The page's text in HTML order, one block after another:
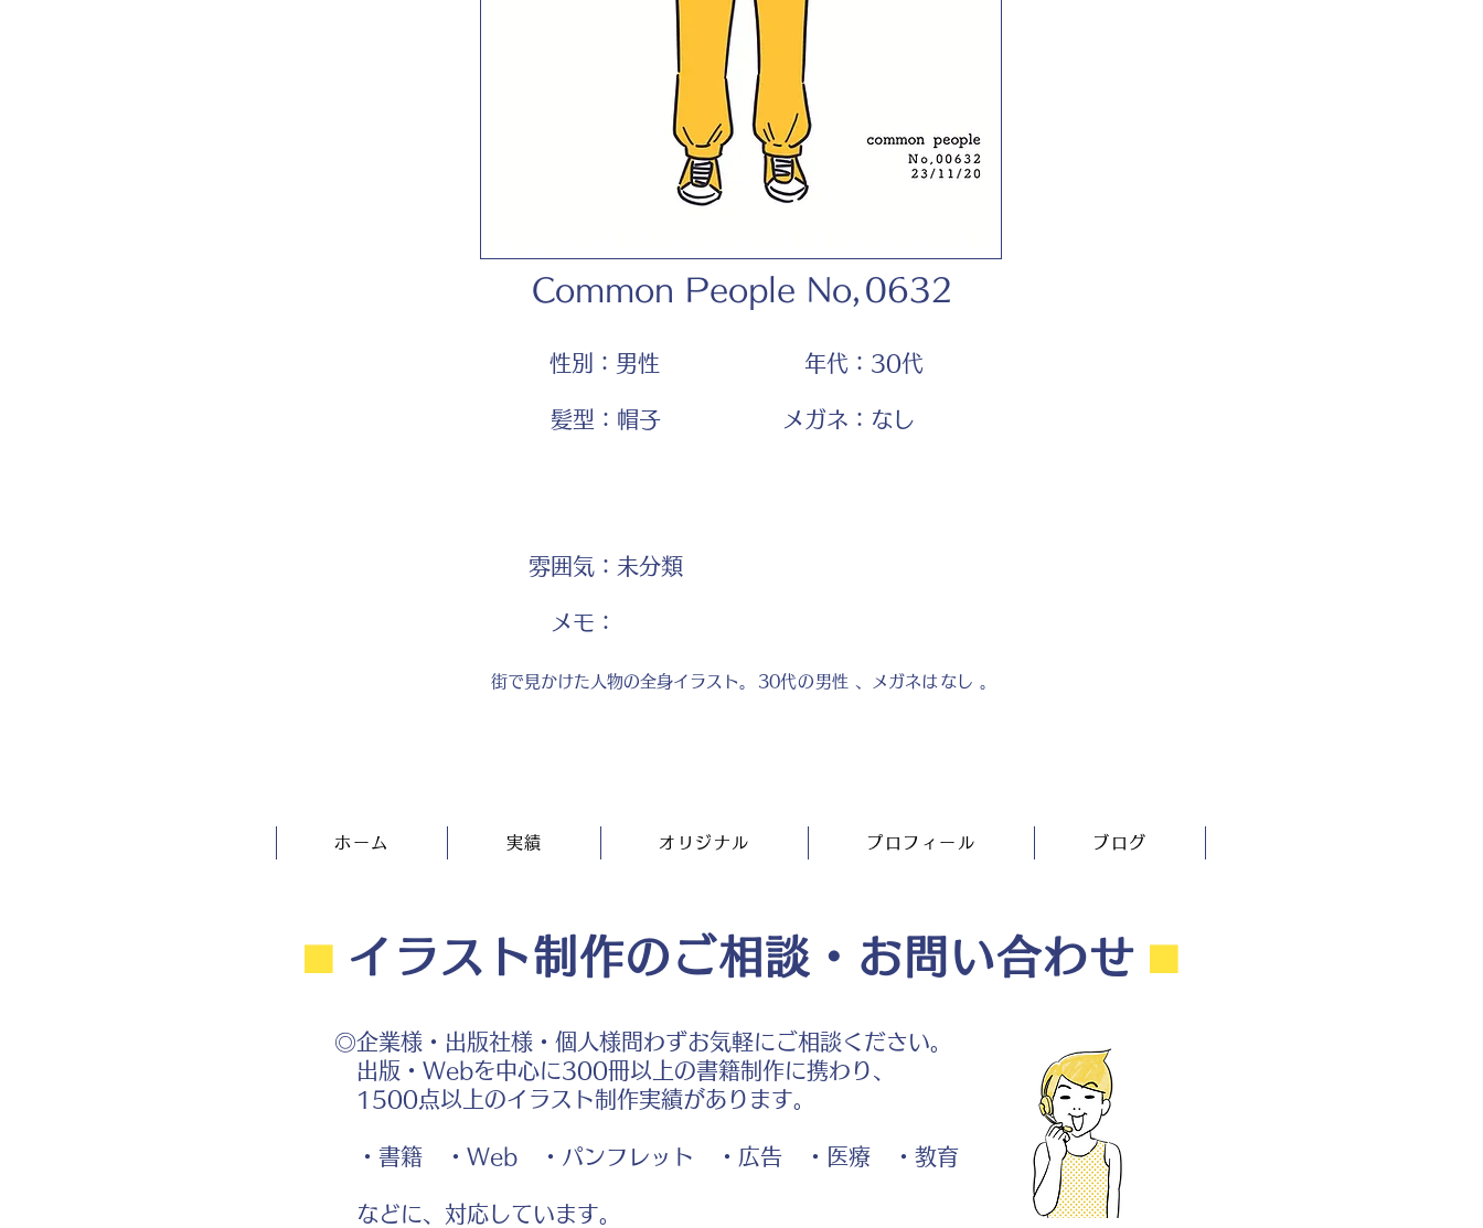
Common People No, 0632
性別： 男性
髪型： 帽子
年代： 30代
メガネ： なし
雰囲気： 未分類
​メモ：
街で見かけた人物の全身イラスト。 30代の 男性 、メガネは なし 。
ホーム 実績 オリジナル プロフィール ブログ
⬛︎ イラスト制作のご相談・お問い合わせ ⬛︎
◎企業様・出版社様・個人様問わずお気軽にご相談ください。
出版・Webを中心に300冊以上の書籍制作に携わり、
1500点以上のイラスト制作実績があります。
・書籍 ・Web ・パンフレット ・広告 ・医療 ・教育
などに、対応しています。